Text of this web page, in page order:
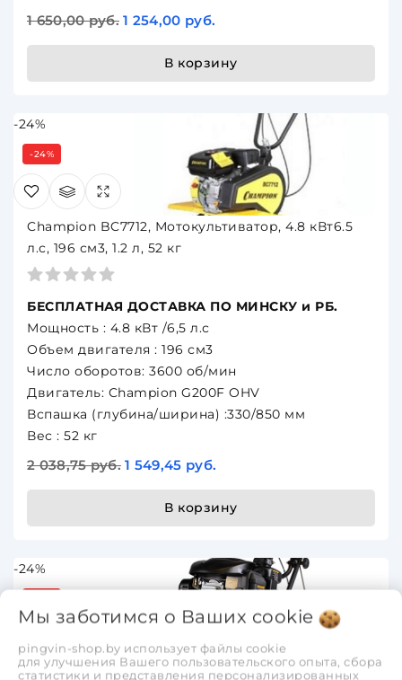
1 650,00 руб. 1 254,00 руб.
В корзину
-24%
-24%
Champion BC7712, Мотокультиватор, 4.8 кВт6.5
л.с, 196 см3, 1.2 л, 52 кг
БЕСПЛАТНАЯ ДОСТАВКА ПО МИНСКУ и РБ.
Мощность : 4.8 кВт /6,5 л.с
Объем двигателя : 196 см3
Число оборотов: 3600 об/мин
Двигатель: Champion G200F OHV
Вспашка (глубина/ширина) :330/850 мм
Вес : 52 кг
2 038,75 руб. 1 549,45 руб.
В корзину
-24%
Champion BC4401, Мотокультиватор, 2,74 кВтл.с,
Мы заботимся о Ваших cookie
pingvin-shop.by использует файлы cookie
для улучшения Вашего пользовательского опыта, сбора
статистики и представления персонализированных